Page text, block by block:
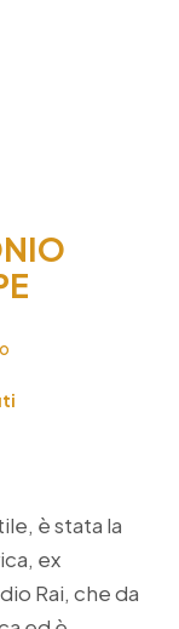
è stata la
ex
Rai, che da